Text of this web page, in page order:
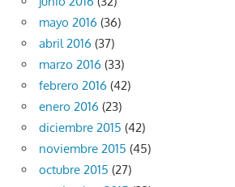
mayo 2016 (36)
abril 2016 (37)
marzo 2016 (33)
febrero 2016 (42)
enero 2016 (23)
diciembre 2015 (42)
noviembre 2015 (45)
octubre 2015 (27)